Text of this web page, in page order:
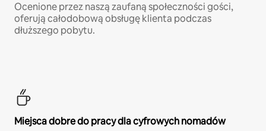
Ocenione przez naszą zaufaną społeczności gości,
oferują całodobową obsługę klienta podczas
dłuższego pobytu.
Miejsca dobre do pracy dla cyfrowych nomadów